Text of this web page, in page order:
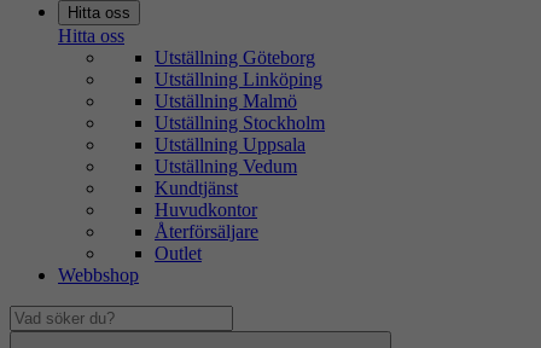
Hitta oss
Hitta oss
Utställning Göteborg
Utställning Linköping
Utställning Malmö
Utställning Stockholm
Utställning Uppsala
Utställning Vedum
Kundtjänst
Huvudkontor
Återförsäljare
Outlet
Webbshop
Vad
söker